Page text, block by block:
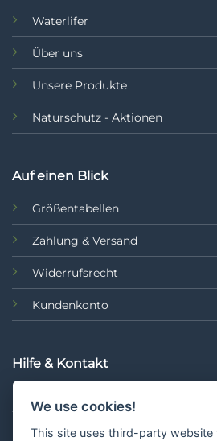
Waterlifer
Über uns
Unsere Produkte
Naturschutz - Aktionen
Auf einen Blick
Größentabellen
Zahlung & Versand
Widerrufsrecht
Kundenkonto
Hilfe & Kontakt
Hilfe & Kontakt
We use cookies!
This site uses third-party website